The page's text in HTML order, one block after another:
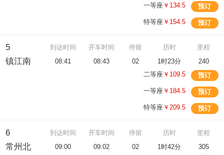
一等座￥134.5 预订
特等座￥154.5 预订
5 到达时间 开车时间 停留 历时 里程
镇江南 08:41 08:43 02 1时23分
240
二等座￥109.5 预订
一等座￥184.5 预订
特等座￥209.5 预订
6 到达时间 开车时间 停留 历时 里程
常州北 09:00 09:02 02 1时42分
305